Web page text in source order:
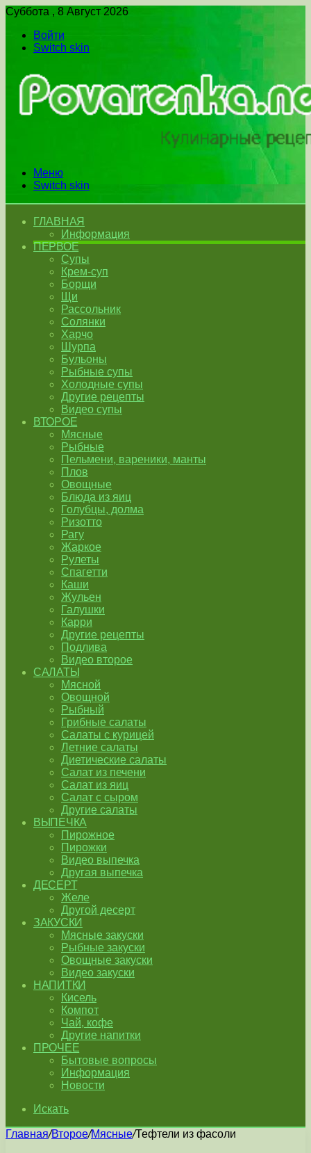
Суббота , 8 Август 2026
Войти
Switch skin
Меню
Switch skin
ГЛАВНАЯ
Информация
ПЕРВОЕ
Супы
Крем-суп
Борщи
Щи
Рассольник
Солянки
Харчо
Шурпа
Бульоны
Рыбные супы
Холодные супы
Другие рецепты
Видео супы
ВТОРОЕ
Мясные
Рыбные
Пельмени, вареники, манты
Плов
Овощные
Блюда из яиц
Голубцы, долма
Ризотто
Рагу
Жаркое
Рулеты
Спагетти
Каши
Жульен
Галушки
Карри
Другие рецепты
Подлива
Видео второе
САЛАТЫ
Мясной
Овощной
Рыбный
Грибные салаты
Салаты с курицей
Летние салаты
Диетические салаты
Салат из печени
Салат из яиц
Салат с сыром
Другие салаты
ВЫПЕЧКА
Пирожное
Пирожки
Видео выпечка
Другая выпечка
ДЕСЕРТ
Желе
Другой десерт
ЗАКУСКИ
Мясные закуски
Рыбные закуски
Овощные закуски
Видео закуски
НАПИТКИ
Кисель
Компот
Чай, кофе
Другие напитки
ПРОЧЕЕ
Бытовые вопросы
Информация
Новости
Искать
Главная/Второе/Мясные/Тефтели из фасоли